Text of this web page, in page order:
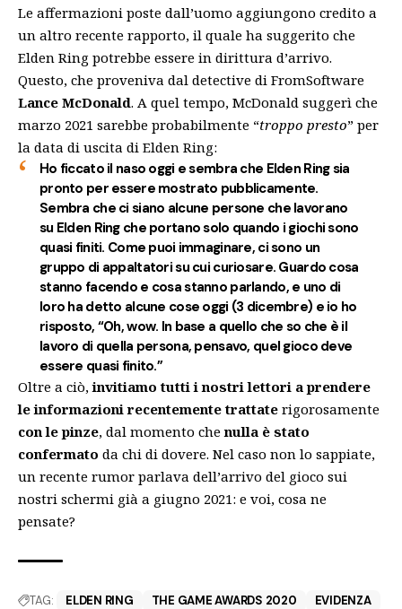
Le affermazioni poste dall’uomo aggiungono credito a
un altro recente rapporto, il quale ha suggerito che
Elden Ring potrebbe essere in dirittura d’arrivo.
Questo, che proveniva dal detective di FromSoftware
Lance McDonald. A quel tempo, McDonald suggerì che
marzo 2021 sarebbe probabilmente “troppo presto” per
la data di uscita di Elden Ring:
Ho ficcato il naso oggi e sembra che Elden Ring sia
pronto per essere mostrato pubblicamente.
Sembra che ci siano alcune persone che lavorano
su Elden Ring che portano solo quando i giochi sono
quasi finiti. Come puoi immaginare, ci sono un
gruppo di appaltatori su cui curiosare. Guardo cosa
stanno facendo e cosa stanno parlando, e uno di
loro ha detto alcune cose oggi (3 dicembre) e io ho
risposto, “Oh, wow. In base a quello che so che è il
lavoro di quella persona, pensavo, quel gioco deve
essere quasi finito.”
Oltre a ciò,invitiamo tutti i nostri lettori a prendere
le informazioni recentemente trattate rigorosamente
con le pinze, dal momento chenulla è stato
confermato da chi di dovere. Nel caso non lo sappiate,
un recente rumor parlava dell’arrivo del gioco sui
nostri schermi già a giugno 2021: e voi, cosa ne
pensate?
TAG: ELDEN RING THE GAME AWARDS 2020
EVIDENZA